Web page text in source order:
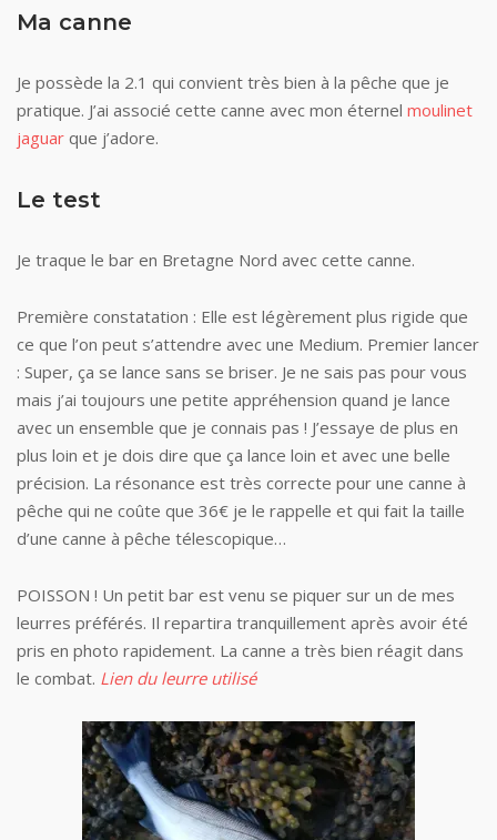
Ma canne
Je possède la 2.1 qui convient très bien à la pêche que je
pratique. J’ai associé cette canne avec mon éternel moulinet
jaguar que j’adore.
Le test
Je traque le bar en Bretagne Nord avec cette canne.
Première constatation : Elle est légèrement plus rigide que
ce que l’on peut s’attendre avec une Medium. Premier lancer
: Super, ça se lance sans se briser. Je ne sais pas pour vous
mais j’ai toujours une petite appréhension quand je lance
avec un ensemble que je connais pas ! J’essaye de plus en
plus loin et je dois dire que ça lance loin et avec une belle
précision. La résonance est très correcte pour une canne à
pêche qui ne coûte que 36€ je le rappelle et qui fait la taille
d’une canne à pêche télescopique…
POISSON ! Un petit bar est venu se piquer sur un de mes
leurres préférés. Il repartira tranquillement après avoir été
pris en photo rapidement. La canne a très bien réagit dans
le combat. Lien du leurre utilisé